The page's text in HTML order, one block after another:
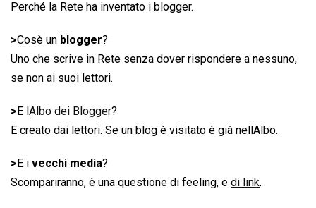
Perché la Rete ha inventato i blogger.
>Cosè un blogger?
Uno che scrive in Rete senza dover rispondere a nessuno,
se non ai suoi lettori.
> E l Albo dei Blogger?
E creato dai lettori. Se un blog è visitato è già nellAlbo.
> E i vecchi media?
Scompariranno, è una questione di feeling, e di link.